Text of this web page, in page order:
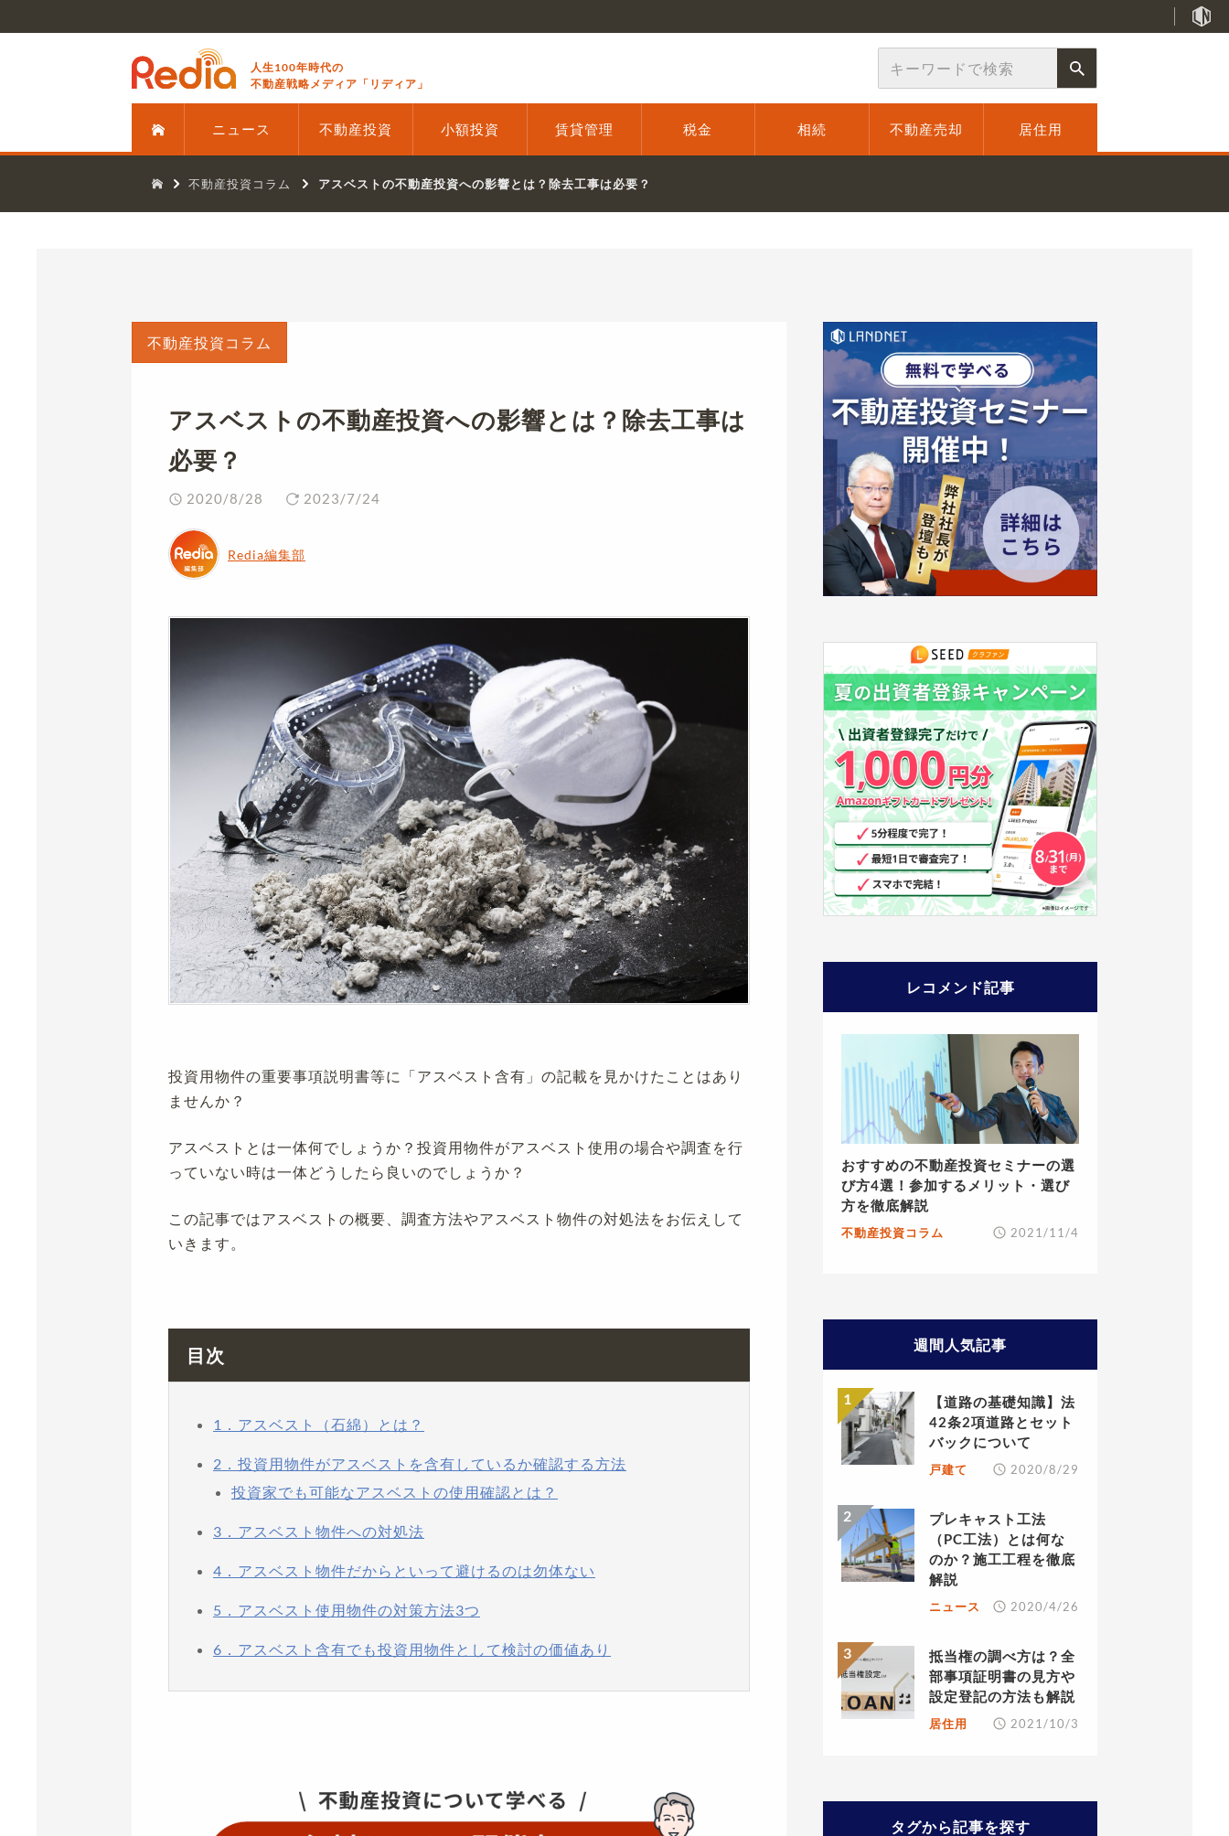
人生100年時代の
不動産戦略メディア「リディア」
ニュース 不動産投資 小額投資 賃貸管理 税金 相続 不動産売却 居住用
不動産投資コラム アスベストの不動産投資への影響とは？除去工事は必要？
不動産投資コラム
アスベストの不動産投資への影響とは？除去工事は
必要？
2020/8/28 2023/7/24
Redia編集部
投資用物件の重要事項説明書等に「アスベスト含有」の記載を見かけたことはあり
ませんか？
アスベストとは一体何でしょうか？投資用物件がアスベスト使用の場合や調査を行
っていない時は一体どうしたら良いのでしょうか？
この記事ではアスベストの概要、調査方法やアスベスト物件の対処法をお伝えして
いきます。
目次
1．アスベスト（石綿）とは？
2．投資用物件がアスベストを含有しているか確認する方法
投資家でも可能なアスベストの使用確認とは？
3．アスベスト物件への対処法
4．アスベスト物件だからといって避けるのは勿体ない
5．アスベスト使用物件の対策方法3つ
6．アスベスト含有でも投資用物件として検討の価値あり
レコメンド記事
おすすめの不動産投資セミナーの選
び方4選！参加するメリット・選び
方を徹底解説
不動産投資コラム 2021/11/4
週間人気記事
【道路の基礎知識】法
42条2項道路とセット
バックについて
戸建て 2020/8/29
プレキャスト工法
（PC工法）とは何な
のか？施工工程を徹底
解説
ニュース 2020/4/26
抵当権の調べ方は？全
部事項証明書の見方や
設定登記の方法も解説
居住用 2021/10/3
タグから記事を探す